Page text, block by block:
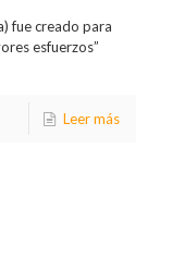
fue creado para
esfuerzos”
Leer más